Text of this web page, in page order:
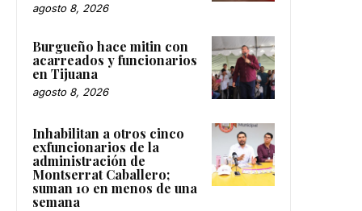
agosto 8, 2026
Burgueño hace mitin con
acarreados y funcionarios
en Tijuana
agosto 8, 2026
Inhabilitan a otros cinco
exfuncionarios de la
administración de
Montserrat Caballero;
suman 10 en menos de una
semana